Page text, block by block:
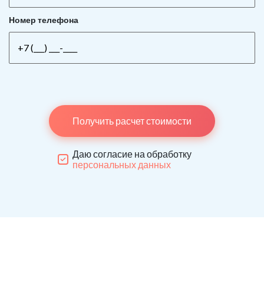
Номер телефона
Получить расчет стоимости
Даю согласие на обработку
персональных данных